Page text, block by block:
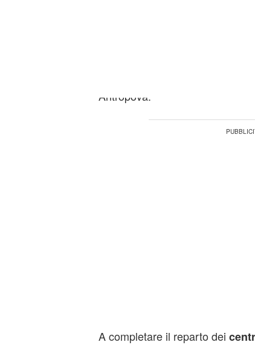
Il gruppo selezionato dal CT
Carlotta Cambi, che ricoprirà il
Antropova.
A completare il reparto dei